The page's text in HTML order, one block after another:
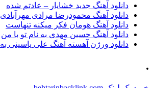
دانلود آهنگ جدید خشایار – عادتم شده
دانلود آهنگ محمودرضا مرادی
دانلود آهنگ هومان فکر میکنه تنهاست
دانلود آهنگ حسین مهدی به نام تو با من
دانلود ورژن آهسته آهنگ علی یاسینی
.